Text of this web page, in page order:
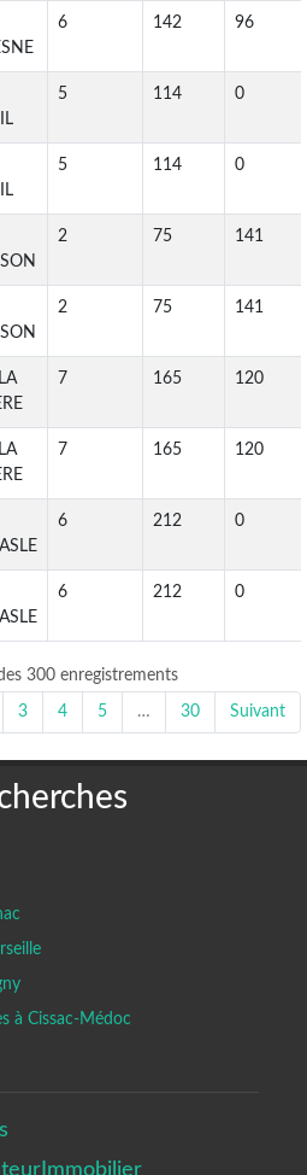
6 142 96
5 114 0
5 114 0
2 75 141
2 75 141
7 165 120
7 165 120
6 212 0
6 212 0
300 enregistrements
3 4 5 … 30 Suivant
à Cissac-Médoc